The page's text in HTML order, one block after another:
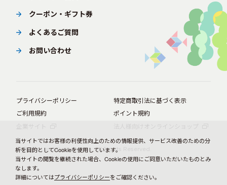
クーポン・ギフト券
よくあるご質問
お問い合わせ
プライバシーポリシー
特定商取引法に基づく表示
ご利用規約
ポイント規約
© BørneLund Corporation. All Rights Reserved.
当サイトではお客様の利便性向上のための情報提供、サービス改善のための分
析を目的としてCookieを使用しています。
当サイトの閲覧を継続された場合、Cookieの使用にご同意いただいたものとみ
なします。
詳細についてはプライバシーポリシーをご確認ください。